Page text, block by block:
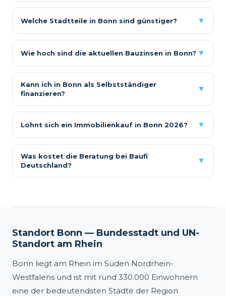
Welche Stadtteile in Bonn sind günstiger? ▼
Wie hoch sind die aktuellen Bauzinsen in Bonn? ▼
Kann ich in Bonn als Selbstständiger
finanzieren?
▼
Lohnt sich ein Immobilienkauf in Bonn 2026? ▼
Was kostet die Beratung bei Baufi
Deutschland?
▼
Standort Bonn — Bundesstadt und UN-
Standort am Rhein
Bonn liegt am Rhein im Süden Nordrhein-
Westfalens und ist mit rund 330.000 Einwohnern
eine der bedeutendsten Städte der Region